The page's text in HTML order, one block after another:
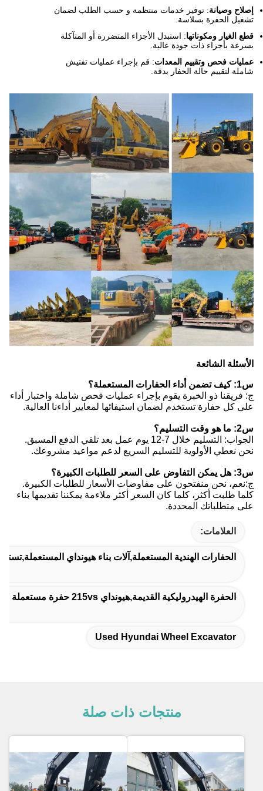
إصلاح وصيانة: توفير خدمات منتظمة و حسب الطلب لضمان
تشغيل الحفرة بسلاسة.
قطع الغيار ومكوناتها: استبدل الأجزاء المتضررة أو المتآكلة
بسرعة بأجزاء ذات جودة عالية.
عمليات فحص وتقييم المعدات: قم بإجراء عمليات تفتيش
شاملة لتقييم حالة الحفار بدقة.
الأسئلة الشائعة
س1: كيف تضمن أداء الحفارات المستعملة؟
ج: فريقنا ذو الخبرة يقوم بإجراء عمليات فحص شاملة واختبار أداء
على كل حفارة تستخدم لضمان استيفائها لمعايير أداءنا العالية.
س2: ما هو وقت التسليم؟
الجواب: التسليم خلال 7-12 يوم عمل بعد تلقي الدفع المسبق.
نحن نعطي الأولوية للتسليم السريع لدعم مواعيد مشروعك.
س3: هل يمكن التفاوض على السعر للطلبات الكبيرة؟
ج:نعم، نحن منفتحون على مفاوضات الأسعار للطلبات الكبيرة.
كلما طلبت أكثر، كلما كان السعر أكثر ملاءمة يمكننا تقديمها بناء
على متطلباتك المحددة.
العلامات:
الحفارات الهندية المستعملة,آلات بناء هيونداي
الحفرة الهيدروليكية القديمة,هيونداي 215vs حفرة مستعملة حفرة,حفرة هيدروليكية مستعملة 20900kg
Used Hyundai Wheel Excavator
منتجات ذات صلة